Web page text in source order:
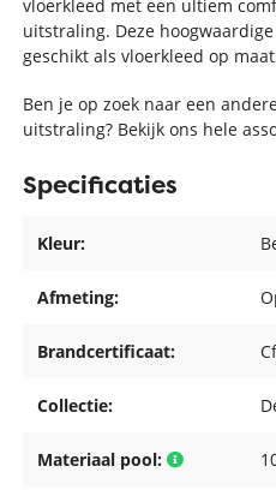
vloerkleed met een ultiem
uitstraling. Deze
geschikt als vloerkleed op
Ben je op zoek naar een
uitstraling? Bekijk ons hele
Specificaties
Kleur:
Afmeting:
Brandcertificaat:
Collectie:
Materiaal pool: